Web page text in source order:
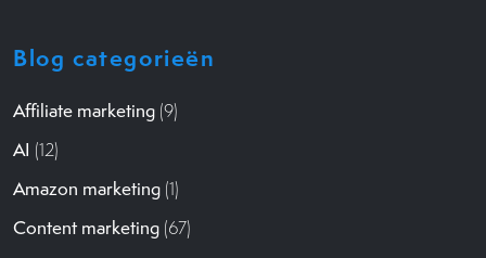
Blog categorieën
Affiliate marketing (9)
AI (12)
Amazon marketing (1)
Content marketing (67)